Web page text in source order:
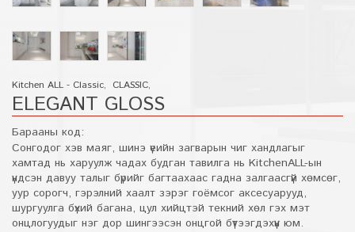
Kitchen ALL - Classic, CLASSIC,
ELEGANT GLOSS
Барааны код:
Сонгодог хэв маяг, шинэ үеийн загварын чиг хандлагыг
хамтад нь харуулж чадах будган тавилга нь KitchenALL-ын
үндсэн давуу талыг бүрийг багтаахаас гадна залгаасгүй хөмсөг,
уур сорогч, гэрэлний хаалт зэрэг гоёмсог аксесуарууд,
шургуулга бүхий багана, цул хийцтэй текний хөл гэх мэт
онцлогуудыг нэг дор шингээсэн онцгой бүтээгдэхүүн юм.